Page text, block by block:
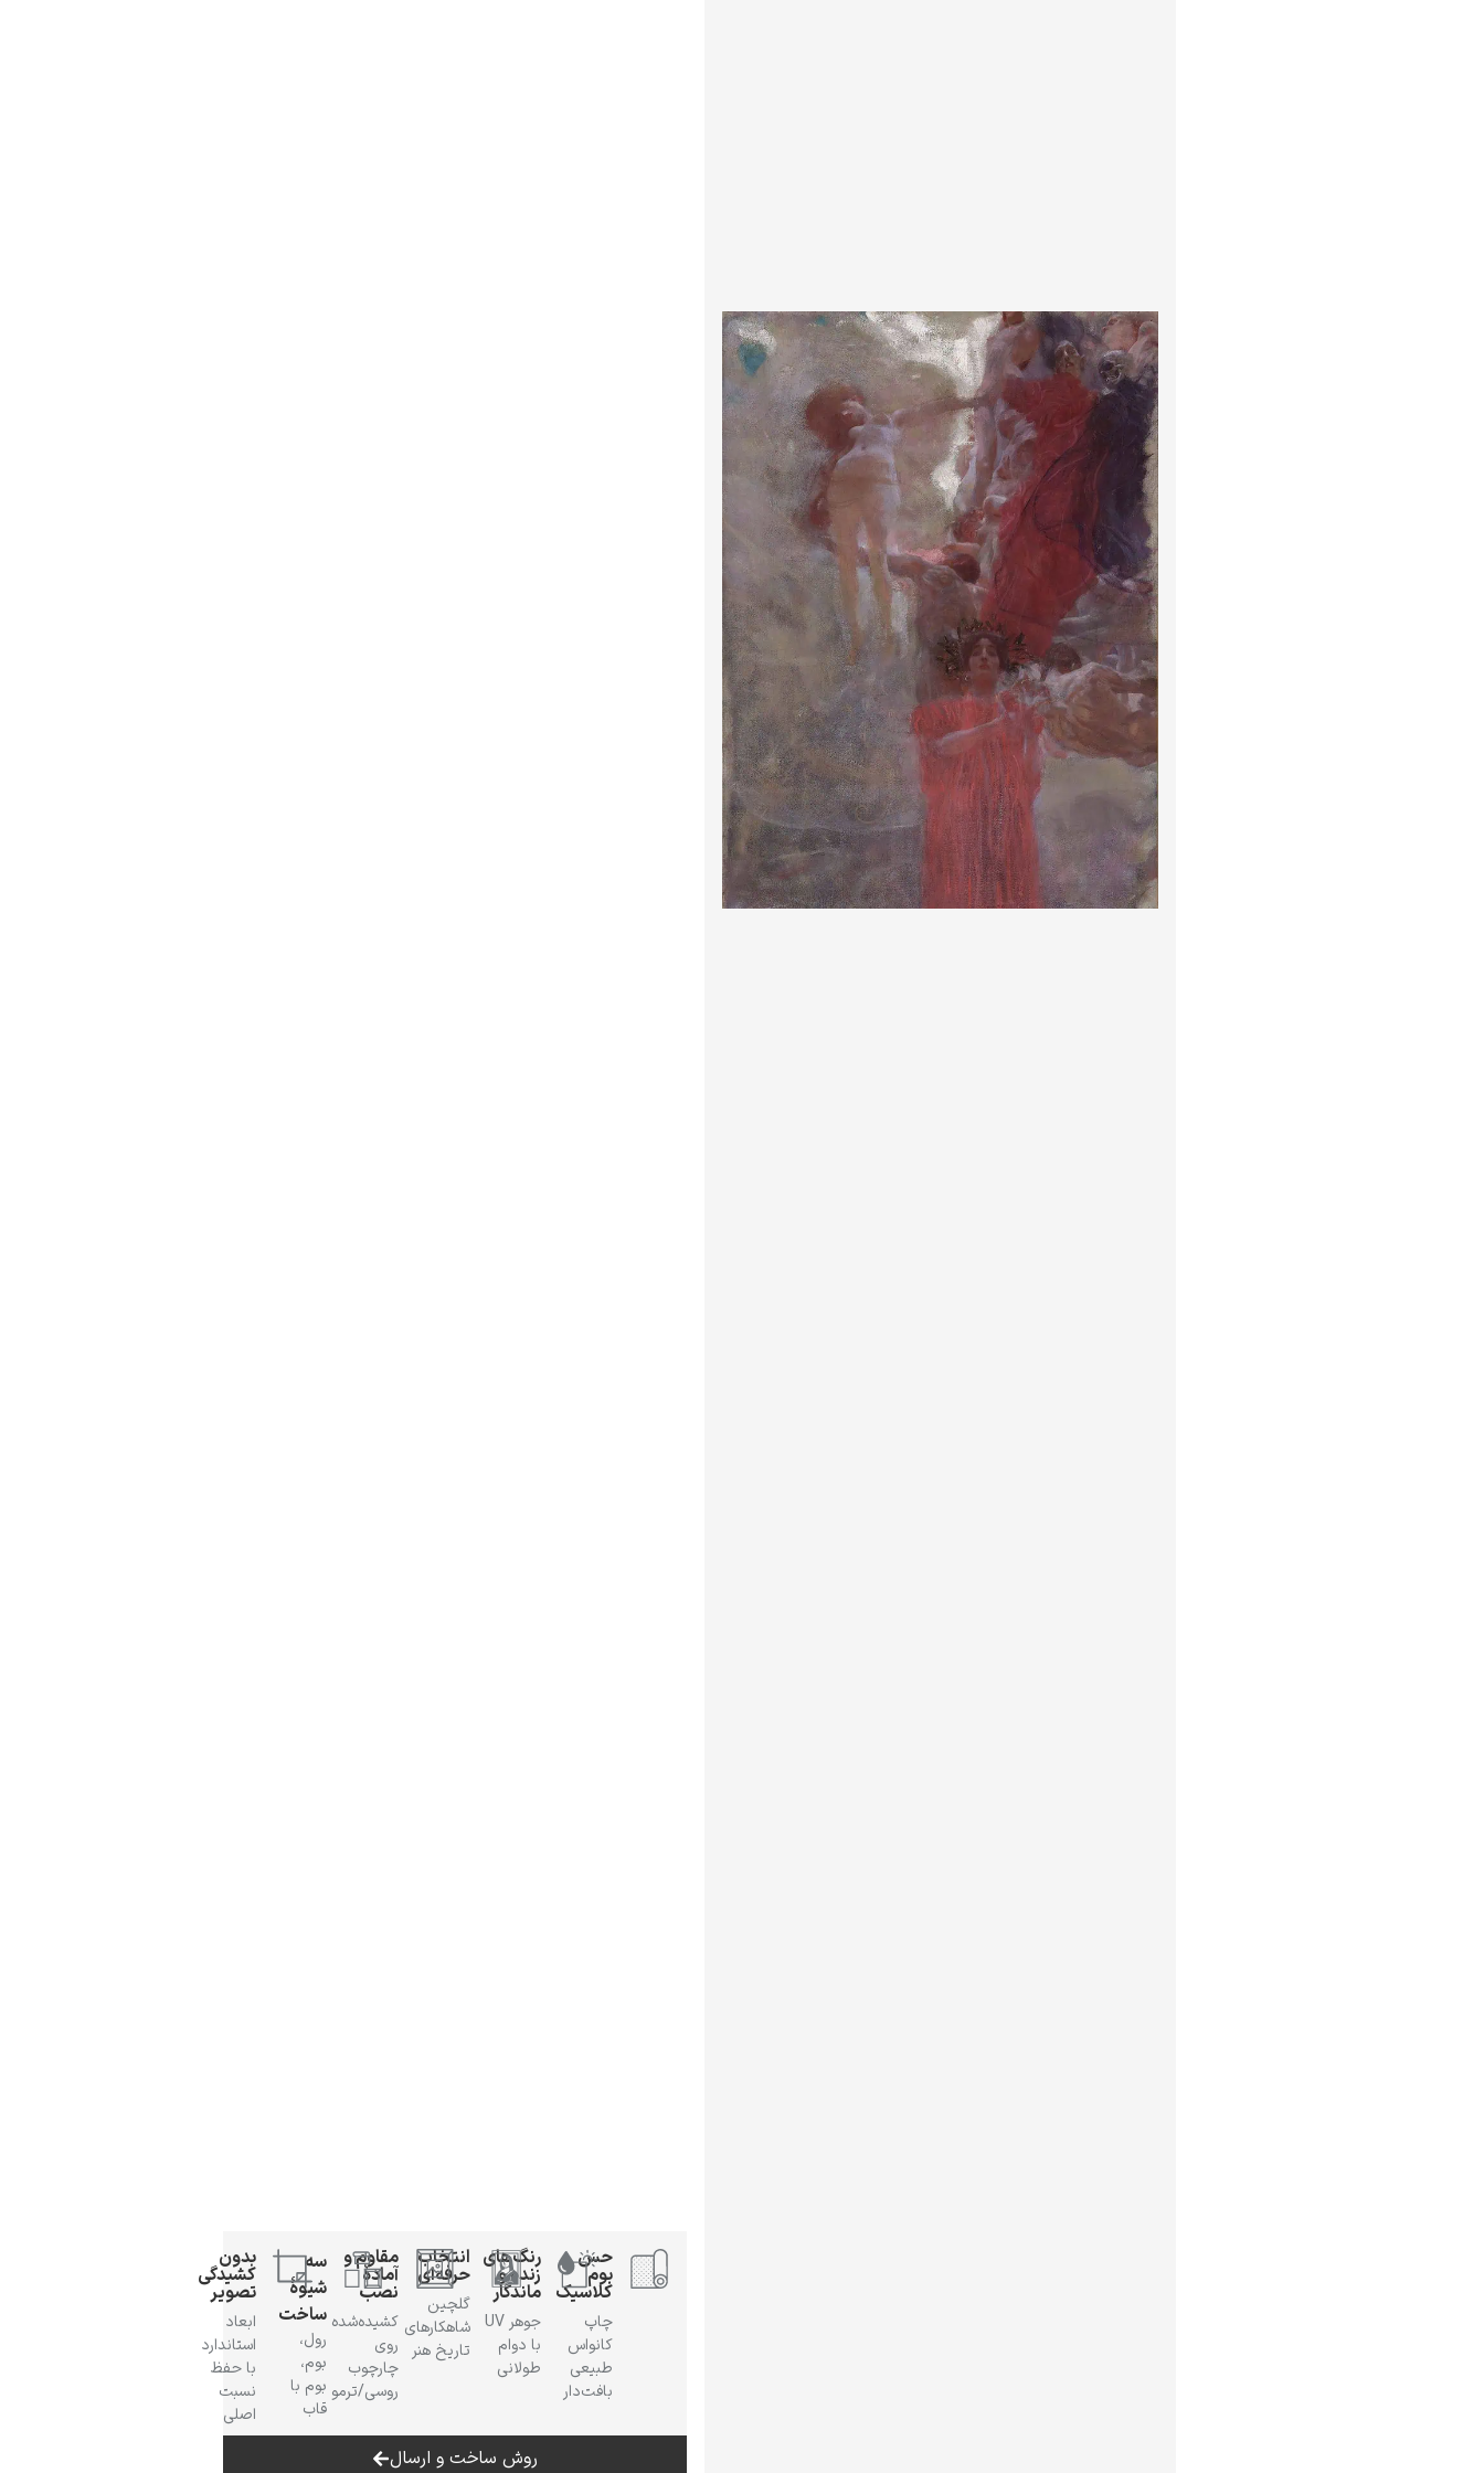
یوهانس فرمیر
پرفروش‌ترین تابلوها
حس
بوم
کلاسیک
چاپ
کانواس
طبیعی
بافت‌دار
رنگ‌های
زنده و
ماندگار
جوهر UV
با دوام
طولانی
انتخاب
حرفه‌ای
گلچین
شاهکارهای
تاریخ هنر
مقاوم و
آمادهٔ
نصب
کشیده‌شده
روی
چارچوب
روسی/ترمو
سه
شیوهٔ
ساخت
رول،
بوم،
بوم با
قاب
بدون
کشیدگی
تصویر
ابعاد
استاندارد
با حفظ
نسبت
اصلی
روش ساخت و ارسال